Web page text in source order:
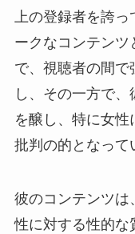
上の登録者を誇
ークなコンテン
で、視聴者の間
し、その一方で
を醸し、特に女
批判の的となって
彼のコンテンツは
性に対する性的な